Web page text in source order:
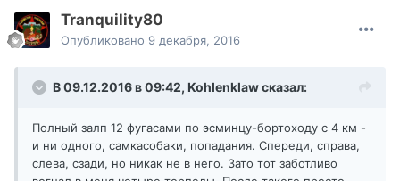
Tranquility80
Опубликовано 9 декабря, 2016
В 09.12.2016 в 09:42, Kohlenklawсказал:
Полный залп 12 фугасами по эсминцу-бортоходу с 4 км -
и ни одного, самкасобаки, попадания. Спереди, справа,
слева, сзади, но никак не в него. Зато тот заботливо